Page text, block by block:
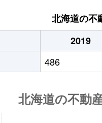
北海道の不
2019
486